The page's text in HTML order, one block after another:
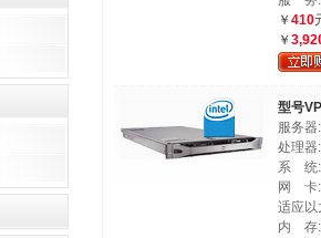
￥ 410
￥
型号
服务
处理
系 统:
网 卡:
适应以
内 存: